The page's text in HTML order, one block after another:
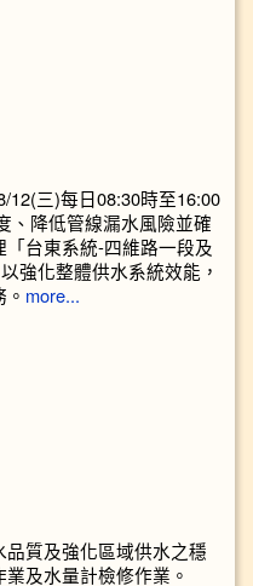
12(三)每日08:30時至16:00
、降低管線漏水風險並確
台東系統-四維路一段及
強化整體供水系統效能，
more...
質及強化區域供水之穩
及水量計檢修作業。